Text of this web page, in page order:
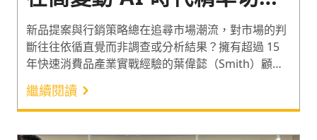
市場
新品提案與行銷策略總在追尋市場潮流，對市場的判
斷往往依循直覺而非調查或分析結果？擁有超過 15
年快速消費品產業實戰經驗的葉偉懿（Smith）顧
問，分享從釐清企業定位與行銷目的，到掌握差異化
策略的品牌行銷思維。幫企業在 AI 時代下精準定位
新產品的方向或行銷策略，在瞬息萬變的市場競爭中
找出致勝切入點。
繼續閱讀